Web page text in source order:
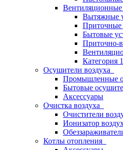
Вентиляционные
Вытяжные
Приточные
Бытовые
Приточно-
Категория 1
Осушители воздуха
Промышленные
Бытовые
Аксессуары
Очистка воздуха
Очистители
Ионизатор
Котлы отопления